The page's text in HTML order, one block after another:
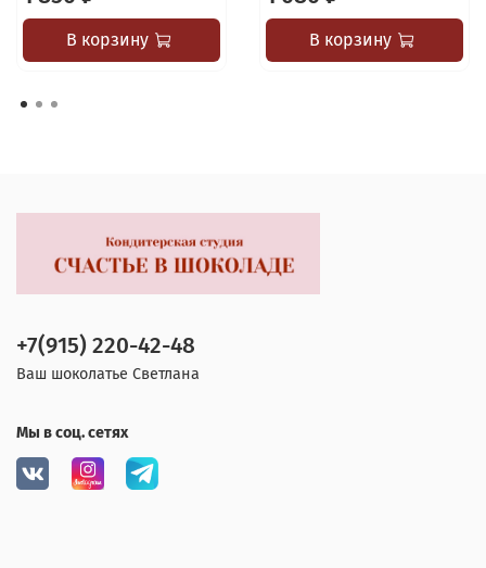
В корзину В корзину
+7(915) 220-42-48
Ваш шоколатье Светлана
Мы в соц. сетях